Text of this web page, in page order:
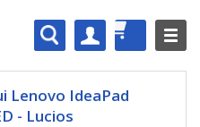
Lenovo IdeaPad
- Lucios